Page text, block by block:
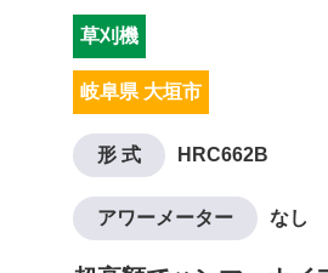
草刈機
岐阜県 大垣市
形 式 HRC662B
アワーメーター なし